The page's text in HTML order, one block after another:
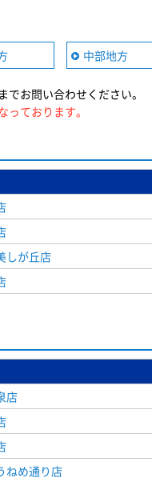
中部地方
お問い合わせください。
ております。
しが丘店
店
ねめ通り店